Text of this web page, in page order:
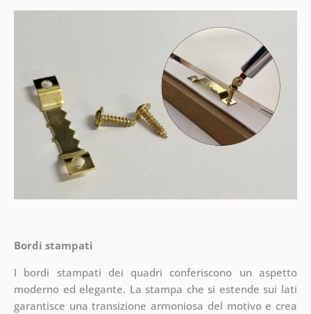
Bordi stampati
I bordi stampati dei quadri conferiscono un aspetto
moderno ed elegante. La stampa che si estende sui lati
garantisce una transizione armoniosa del motivo e crea